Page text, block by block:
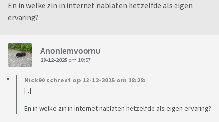
En in welke zin in internet nablaten hetzelfde als eigen
ervaring?
Anoniemvoornu
13-12-2025 om 18:57
Nick90 schreef op 13-12-2025 om 18:28:
[..]
En in welke zin in internet nablaten hetzelfde als eigen ervaring?